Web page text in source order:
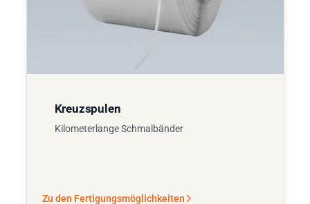
Kreuzspulen
Kilometerlange Schmalbänder
Zu den Fertigungsmöglichkeiten